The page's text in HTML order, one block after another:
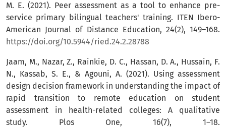
M. E. (2021). Peer assessment as a tool to enhance pre-
service primary bilingual teachers' training. ITEN Ibero-
American Journal of Distance Education, 24(2), 149–168.
https://doi.org/10.5944/ried.24.2.28788
Jaam, M., Nazar, Z., Rainkie, D. C., Hassan, D. A., Hussain, F.
N., Kassab, S. E., & Agouni, A. (2021). Using assessment
design decision framework in understanding the impact of
rapid transition to remote education on student
assessment in health-related colleges: A qualitative
study. Plos One, 16(7), 1–18.